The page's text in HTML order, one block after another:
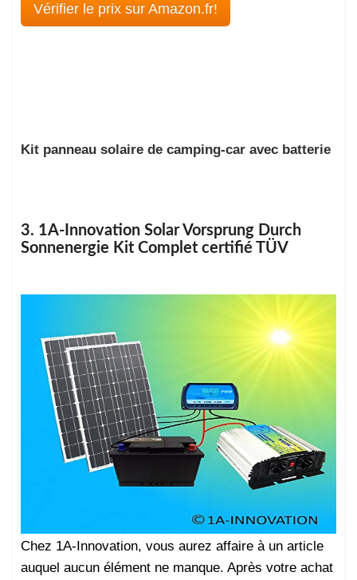
Vérifier le prix sur Amazon.fr!
Kit panneau solaire de camping-car avec batterie
3. 1A-Innovation Solar Vorsprung Durch
Sonnenergie Kit Complet certifié TÜV
Chez 1A-Innovation, vous aurez affaire à un article
auquel aucun élément ne manque. Après votre achat